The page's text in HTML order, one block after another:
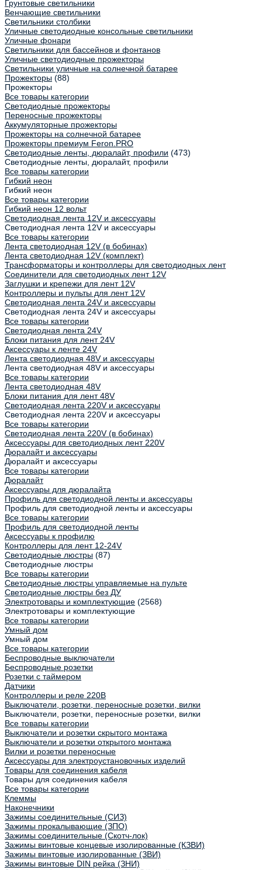
Грунтовые светильники
Венчающие светильники
Светильники столбики
Уличные светодиодные консольные светильники
Уличные фонари
Светильники для бассейнов и фонтанов
Уличные светодиодные прожекторы
Светильники уличные на солнечной батарее
Прожекторы (88)
Прожекторы
Все товары категории
Светодиодные прожекторы
Переносные прожекторы
Аккумуляторные прожекторы
Прожекторы на солнечной батарее
Прожекторы премиум Feron.PRO
Светодиодные ленты, дюралайт, профили (473)
Светодиодные ленты, дюралайт, профили
Все товары категории
Гибкий неон
Гибкий неон
Все товары категории
Гибкий неон 12 вольт
Светодиодная лента 12V и аксессуары
Светодиодная лента 12V и аксессуары
Все товары категории
Лента светодиодная 12V (в бобинах)
Лента светодиодная 12V (комплект)
Трансформаторы и контроллеры для светодиодных лент
Соединители для светодиодных лент 12V
Заглушки и крепежи для лент 12V
Контроллеры и пульты для лент 12V
Светодиодная лента 24V и аксессуары
Светодиодная лента 24V и аксессуары
Все товары категории
Светодиодная лента 24V
Блоки питания для лент 24V
Аксессуары к ленте 24V
Лента светодиодная 48V и аксессуары
Лента светодиодная 48V и аксессуары
Все товары категории
Лента светодиодная 48V
Блоки питания для лент 48V
Светодиодная лента 220V и аксессуары
Светодиодная лента 220V и аксессуары
Все товары категории
Светодиодная лента 220V (в бобинах)
Аксессуары для светодиодных лент 220V
Дюралайт и аксессуары
Дюралайт и аксессуары
Все товары категории
Дюралайт
Аксессуары для дюралайта
Профиль для светодиодной ленты и аксессуары
Профиль для светодиодной ленты и аксессуары
Все товары категории
Профиль для светодиодной ленты
Аксессуары к профилю
Контроллеры для лент 12-24V
Светодиодные люстры (87)
Светодиодные люстры
Все товары категории
Светодиодные люстры управляемые на пульте
Светодиодные люстры без ДУ
Электротовары и комплектующие (2568)
Электротовары и комплектующие
Все товары категории
Умный дом
Умный дом
Все товары категории
Беспроводные выключатели
Беспроводные розетки
Розетки с таймером
Датчики
Контроллеры и реле 220В
Выключатели, розетки, переносные розетки, вилки
Выключатели, розетки, переносные розетки, вилки
Все товары категории
Выключатели и розетки скрытого монтажа
Выключатели и розетки открытого монтажа
Вилки и розетки переносные
Аксессуары для электроустановочных изделий
Товары для соединения кабеля
Товары для соединения кабеля
Все товары категории
Клеммы
Наконечники
Зажимы соединительные (СИЗ)
Зажимы прокалывающие (ЗПО)
Зажимы соединительные (Скотч-лок)
Зажимы винтовые концевые изолированные (КЗВИ)
Зажимы винтовые изолированные (ЗВИ)
Зажимы винтовые DIN рейка (ЗНИ)